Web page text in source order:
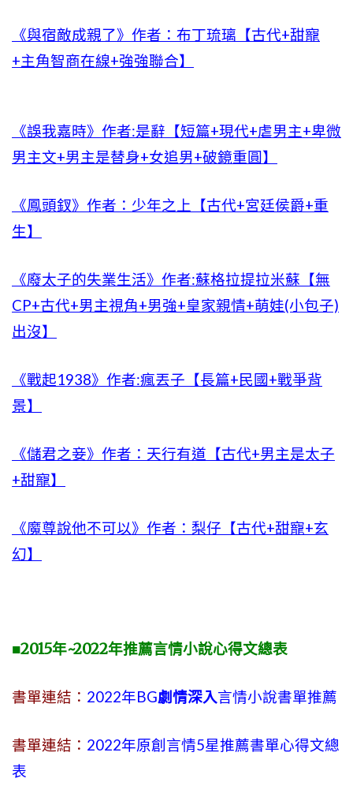
《與宿敵成親了》作者：布丁琉璃【古代+甜寵
+主角智商在線+強強聯合】
《誤我嘉時》作者:是辭【短篇+現代+虐男主+卑微
男主文+男主是替身+女追男+破鏡重圓】
《鳳頭釵》作者：少年之上【古代+宮廷侯爵+重
生】
《廢太子的失業生活》作者:蘇格拉提拉米蘇【無
CP+古代+男主視角+男強+皇家親情+萌娃(小包子)
出沒】
《戰起1938》作者:瘋丟子【長篇+民國+戰爭背
景】
《儲君之妾》作者：天行有道【古代+男主是太子
+甜寵】
《魔尊說他不可以》作者：梨仔【古代+甜寵+玄
幻】
■2015年~2022年推薦言情小說心得文總表
書單連結： 2022年BG劇情深入言情小說書單推薦
書單連結： 2022年原創言情5星推薦書單心得文總
表